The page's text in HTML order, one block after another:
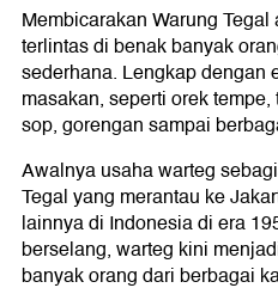
Membicarakan Warung
terlintas di benak banyak
sederhana. Lengkap dengan
masakan, seperti orek
sop, gorengan sampai
Awalnya usaha warteg
Tegal yang merantau ke
lainnya di Indonesia di era
berselang, warteg kini
banyak orang dari berbagai